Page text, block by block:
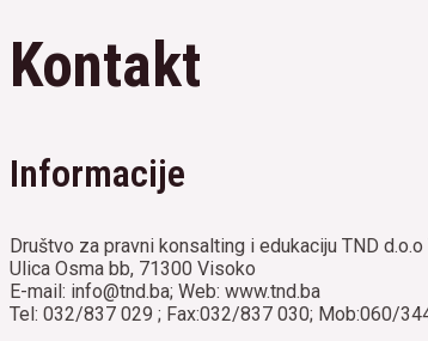
Kontakt
Informacije
Društvo za pravni konsalting i edukaciju TND
Ulica Osma bb, 71300 Visoko
E-mail: info@tnd.ba; Web: www.tnd.ba
Tel: 032/837 029 ; Fax:032/837 030; Mob:060/